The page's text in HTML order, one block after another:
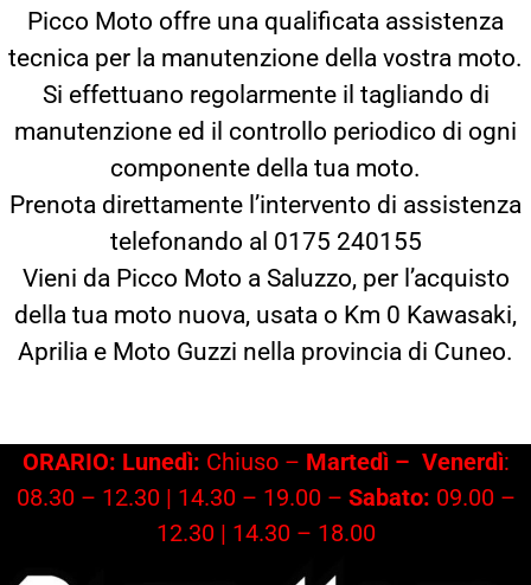
Picco Moto offre una qualificata assistenza
tecnica per la manutenzione della vostra moto.
Si effettuano regolarmente il tagliando di
manutenzione ed il controllo periodico di ogni
componente della tua moto.
Prenota direttamente l’intervento di assistenza
telefonando al 0175 240155
Vieni da Picco Moto a Saluzzo, per l’acquisto
della tua moto nuova, usata o Km 0 Kawasaki,
Aprilia e Moto Guzzi nella provincia di Cuneo.
ORARIO: Lunedì: Chiuso – Martedì – Venerdì:
08.30 – 12.30 | 14.30 – 19.00 – Sabato: 09.00 –
12.30 | 14.30 – 18.00